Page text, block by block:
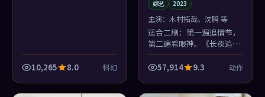
10,265 8.0 科幻
综艺 2023
主演：木村拓哉、沈腾 等
适合二刷：第一遍追情节，
第二遍看眼神。《长夜追
缉》把正义感藏在木村拓哉
的眼角里，李安坏心眼地不
57,914 9.3 动作